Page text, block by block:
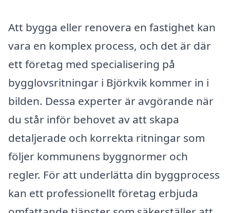
Att bygga eller renovera en fastighet kan
vara en komplex process, och det är där
ett företag med specialisering på
bygglovsritningar i Björkvik kommer in i
bilden. Dessa experter är avgörande när
du står inför behovet av att skapa
detaljerade och korrekta ritningar som
följer kommunens byggnormer och
regler. För att underlätta din byggprocess
kan ett professionellt företag erbjuda